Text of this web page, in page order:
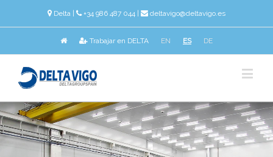
Delta +34 986 487 044 | deltavigo@deltavigo.es
Trabajar en DELTA EN ES DE